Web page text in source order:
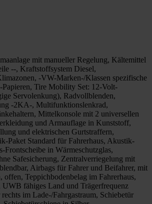
mit manueller Regelung, Kältemittel
--, Kraftstoffsystem Diesel,
-VW-Marken-/Klassen spezifische
Tire Mobility Set: 12-Volt-
Servolenkung), Radvollblenden,
-2KA-, Multifunktionslenkrad,
Mittelkonsole mit 2 universellen
und Armauflage in Kunststoff,
und elektrischen Gurtstraffern,
Paket Standard für Fahrerhaus, Akustik-
Frontscheibe in Wärmeschutzglas,
Safesicherung, Zentralverriegelung mit
Airbags für Fahrer und Beifahrer, mit
Teppichbodenbelag im Fahrerhaus,
fähiges Land und Trägerfrequenz
im Lade-/Fahrgastraum, Schiebetür